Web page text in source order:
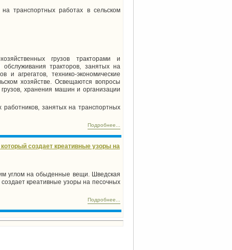
транспортных работах в сельском
грузов тракторами и
тракторов, занятых на
и агрегатов, технико-экономические
хозяйстве. Освещаются вопросы
хранения машин и организации
работников, занятых на транспортных
Подробнее...
создает креативные узоры на
углом на обыденные вещи. Шведская
креативные узоры на песочных
Подробнее...